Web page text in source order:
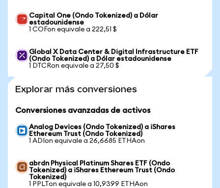
Capital One (Ondo Tokenized) a Dólar
estadounidense
1 COFon equivale a 222,51 $
Global X Data Center & Digital Infrastructure ETF
(Ondo Tokenized) a Dólar estadounidense
1 DTCRon equivale a 27,50 $
Explorar más conversiones
Conversiones avanzadas de activos
Analog Devices (Ondo Tokenized) a iShares
Ethereum Trust (Ondo Tokenized)
1 ADIon equivale a 26,6685 ETHAon
abrdn Physical Platinum Shares ETF (Ondo
Tokenized) a iShares Ethereum Trust (Ondo
Tokenized)
1 PPLTon equivale a 10,9399 ETHAon